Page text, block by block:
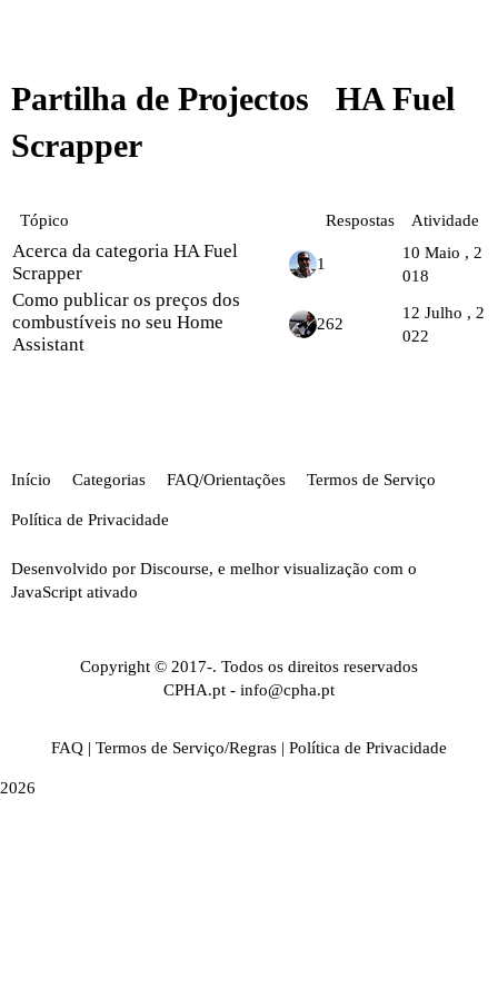
Partilha de Projectos
HA Fuel
Scrapper
Tópico Respostas Atividade
Acerca da categoria HA Fuel
Scrapper
1
10 Maio , 2
018
Como publicar os preços dos
combustíveis no seu Home
Assistant
262
12 Julho , 2
022
Início Categorias FAQ/Orientações Termos de Serviço
Política de Privacidade
Desenvolvido por Discourse, e melhor visualização com o
JavaScript ativado
Copyright © 2017-. Todos os direitos reservados
CPHA.pt - info@cpha.pt
FAQ | Termos de Serviço/Regras | Política de Privacidade
2026